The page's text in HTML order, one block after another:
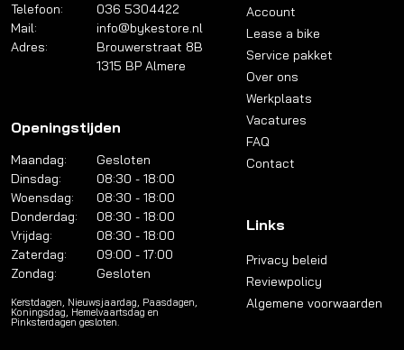
Telefoon:
036 5304422
Mail:
info@bykestore.nl
Adres:
Brouwerstraat 8B
1315 BP Almere
Openingstijden
Maandag:
Gesloten
Dinsdag:
08:30 - 18:00
Woensdag:
08:30 - 18:00
Donderdag:
08:30 - 18:00
Vrijdag:
08:30 - 18:00
Zaterdag:
09:00 - 17:00
Zondag:
Gesloten
Kerstdagen, Nieuwsjaardag, Paasdagen,
Koningsdag, Hemelvaartsdag en
Pinksterdagen gesloten.
Account
Lease a bike
Service pakket
Over ons
Werkplaats
Vacatures
FAQ
Contact
Links
Privacy beleid
Reviewpolicy
Algemene voorwaarden